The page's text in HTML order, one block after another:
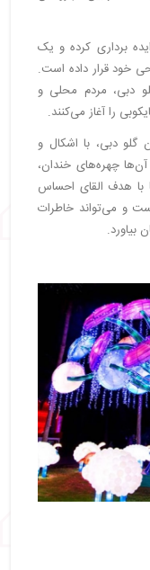
برداری کرده و یک
خود قرار داده است.
دبی، مردم محلی و
را آغاز می‌کنند.
دبی، با اشکال و
چهره‌های خندان،
هدف القای احساس
و می‌تواند خاطرات
بیاورد.